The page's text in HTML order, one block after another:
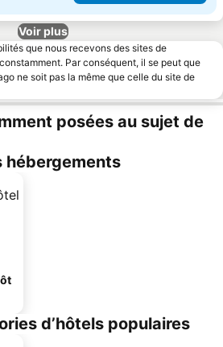
Voir plus
que nous recevons des sites de
Par conséquent, il se peut que
ne soit pas la même que celle du site de
posées au sujet de
hébergements
d’hôtels populaires